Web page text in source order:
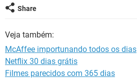
***@***
Share
Veja também:
McAffee importunando todos os dias
Netflix 30 dias grátis
Filmes parecidos com 365 dias